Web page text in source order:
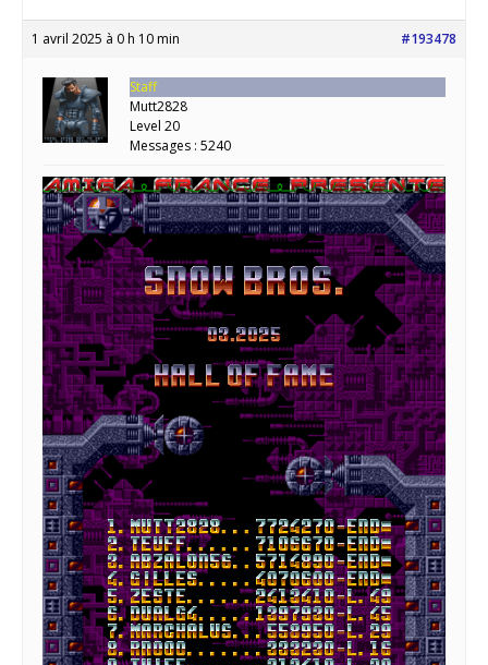
1 avril 2025 à 0 h 10 min #193478
Staff
Mutt2828
Level 20
Messages : 5240